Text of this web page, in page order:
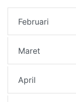
Februari
Maret
April